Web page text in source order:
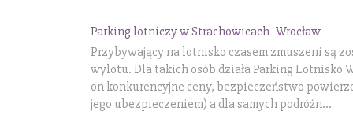
Parking lotniczy w Strachowicach- Wrocław
Przybywający na lotnisko czasem zmuszeni są
wylotu. Dla takich osób działa Parking Lotnisko
on konkurencyjne ceny, bezpieczeństwo
jego ubezpieczeniem) a dla samych podróżn...